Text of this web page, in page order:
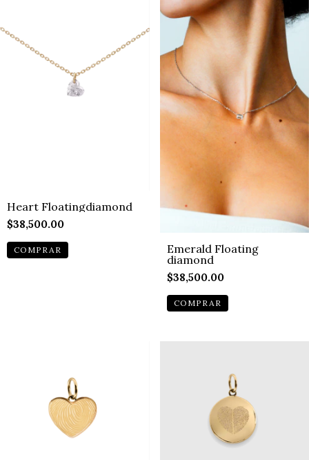
Heart Floatingdiamond
$38,500.00
Emerald Floating
diamond
$38,500.00